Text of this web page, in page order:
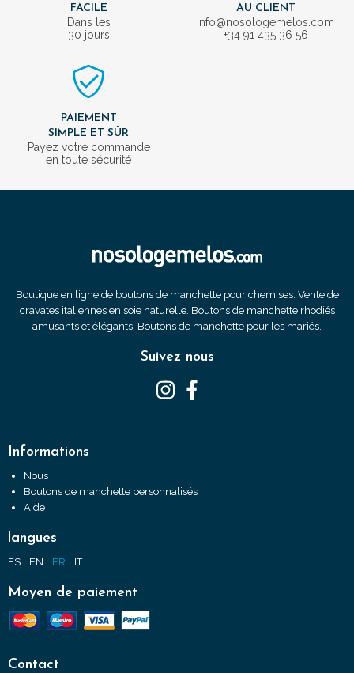
FACILE
Dans les
30 jours
AU CLIENT
info@nosologemelos.com
+34 91 435 36 56
PAIEMENT
SIMPLE ET SÛR
Payez votre commande
en toute sécurité
Boutique en ligne de boutons de manchette pour chemises. Vente de
cravates italiennes en soie naturelle. Boutons de manchette rhodiés
amusants et élégants. Boutons de manchette pour les mariés.
Suivez nous
Informations
Nous
Boutons de manchette personnalisés
Aide
langues
ES EN FR IT
Moyen de paiement
Contact